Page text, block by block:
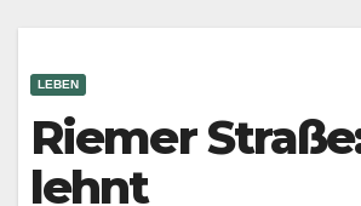
LEBEN
Riemer
lehnt